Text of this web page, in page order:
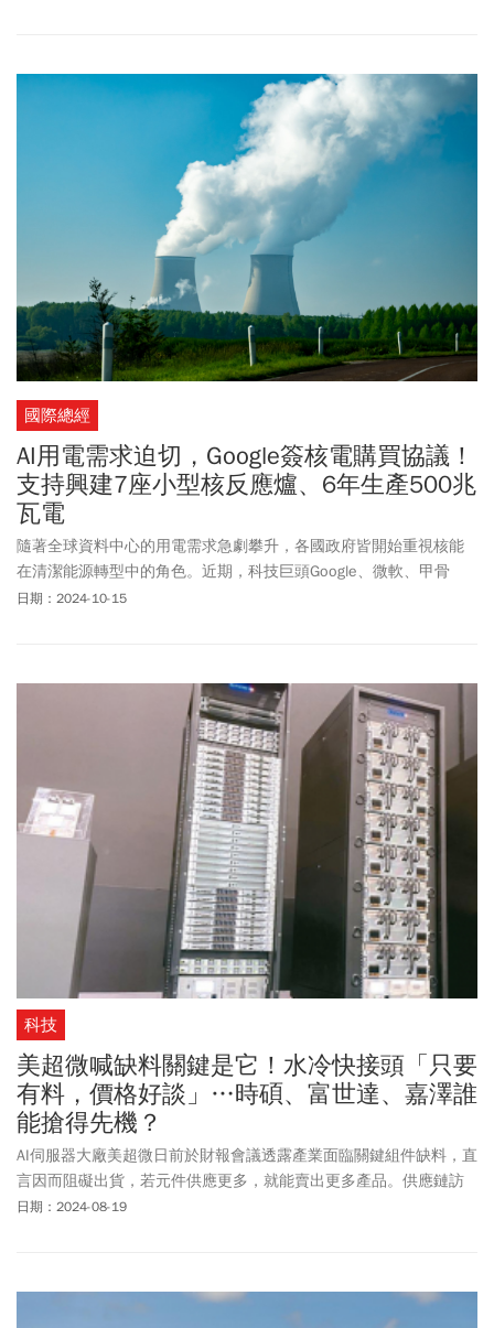
國際總經
AI用電需求迫切，Google簽核電購買協議！
支持興建7座小型核反應爐、6年生產500兆
瓦電
隨著全球資料中心的用電需求急劇攀升，各國政府皆開始重視核能
在清潔能源轉型中的角色。近期，科技巨頭Google、微軟、甲骨
文、亞馬遜都宣布投資核電項目，甚至連受到311福島核災重創的日
日期：2024-10-15
科技
美超微喊缺料關鍵是它！水冷快接頭「只要
有料，價格好談」…時碩、富世達、嘉澤誰
能搶得先機？
AI伺服器大廠美超微日前於財報會議透露產業面臨關鍵組件缺料，直
言因而阻礙出貨，若元件供應更多，就能賣出更多產品。供應鏈訪
查後，找出美超微所指的缺料元件是水冷關鍵零組件快接頭。台廠
日期：2024-08-19